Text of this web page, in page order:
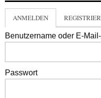
ANMELDEN
Benutzername oder E-
Passwort